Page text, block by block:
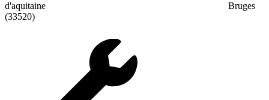
d'aquitaine
Bruges
(33520)